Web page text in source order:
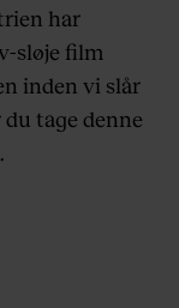
har
sløje film
inden vi slår
tage denne
.